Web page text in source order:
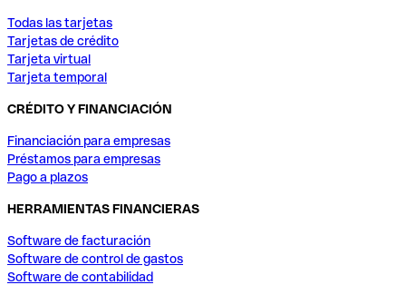
Todas las tarjetas
Tarjetas de crédito
Tarjeta virtual
Tarjeta temporal
CRÉDITO Y FINANCIACIÓN
Financiación para empresas
Préstamos para empresas
Pago a plazos
HERRAMIENTAS FINANCIERAS
Software de facturación
Software de control de gastos
Software de contabilidad